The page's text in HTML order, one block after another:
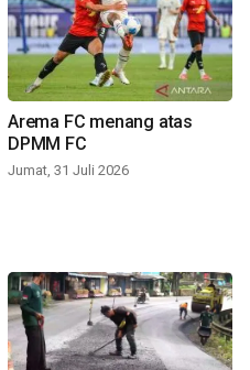
Arema FC menang atas
DPMM FC
Jumat, 31 Juli 2026